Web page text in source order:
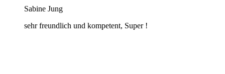
Sabine Jung
sehr freundlich und kompetent, Super !